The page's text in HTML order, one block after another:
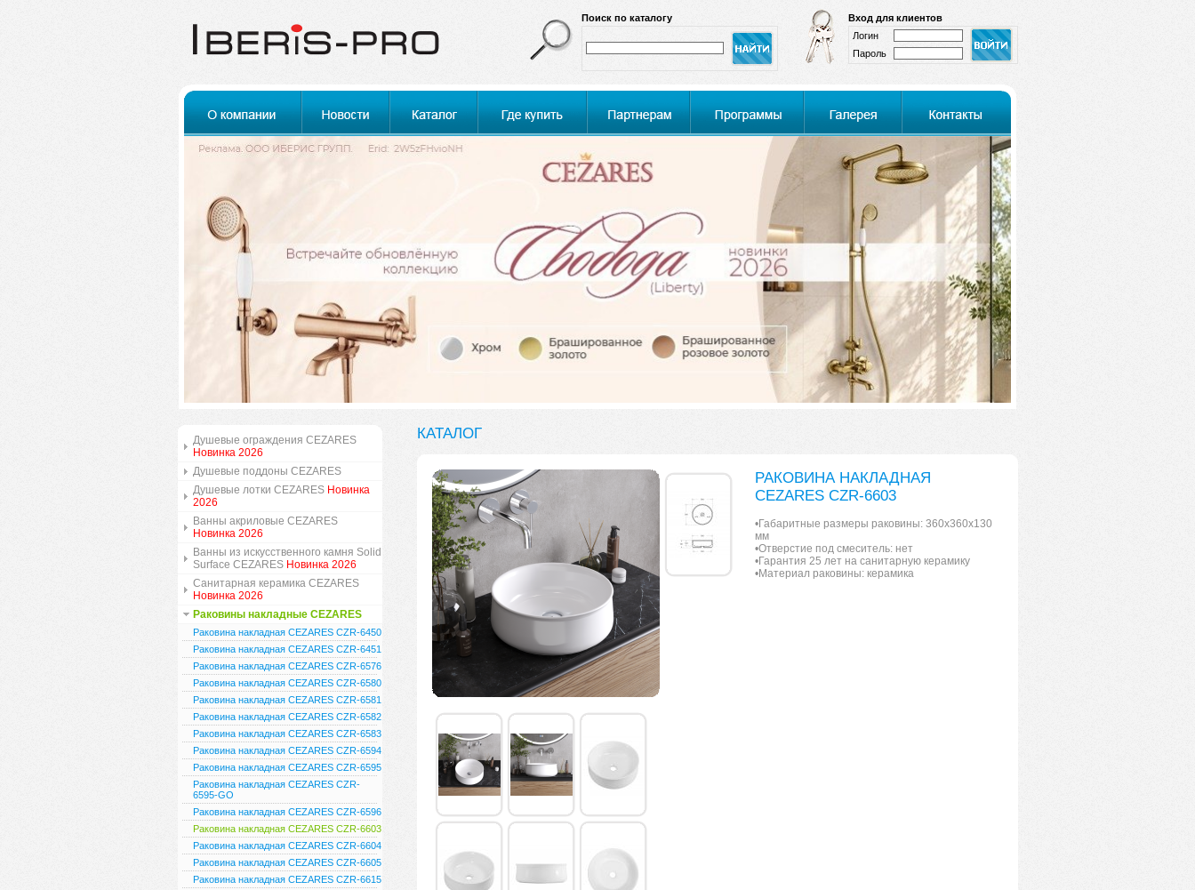
Вход для клиентов
Логин
Пароль
Поиск по каталогу
Душевые ограждения CEZARES
Новинка 2026
Душевые поддоны CEZARES
Душевые лотки CEZARES Новинка
2026
Ванны акриловые CEZARES
Новинка 2026
Ванны из искусственного камня Solid
Surface CEZARES Новинка 2026
Санитарная керамика CEZARES
Новинка 2026
Раковины накладные CEZARES
Раковина накладная CEZARES CZR-6450
Раковина накладная CEZARES CZR-6451
Раковина накладная CEZARES CZR-6576
Раковина накладная CEZARES CZR-6580
Раковина накладная CEZARES CZR-6581
Раковина накладная CEZARES CZR-6582
Раковина накладная CEZARES CZR-6583
Раковина накладная CEZARES CZR-6594
Раковина накладная CEZARES CZR-6595
Раковина накладная CEZARES CZR-
6595-GO
Раковина накладная CEZARES CZR-6596
Раковина накладная CEZARES CZR-6603
Раковина накладная CEZARES CZR-6604
Раковина накладная CEZARES CZR-6605
Раковина накладная CEZARES CZR-6615
КАТАЛОГ
РАКОВИНА НАКЛАДНАЯ
CEZARES CZR-6603
•Габаритные размеры раковины: 360х360х130
мм
•Отверстие под смеситель: нет
•Гарантия 25 лет на санитарную керамику
•Материал раковины: керамика